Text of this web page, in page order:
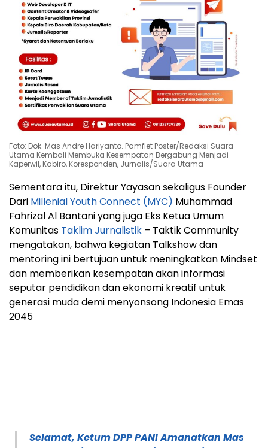
Foto: Dok. Mas Andre Hariyanto. Pamflet Poster/Redaksi Suara
Utama Kembali Membuka Kesempatan Bergabung Menjadi
Kaperwil, Kabiro, Koresponden, Jurnalis/Suara Utama
Sementara itu, Direktur Yayasan sekaligus Founder
Dari Millenial Youth Connect (MYC) Muhammad
Fahrizal Al Bantani yang juga Eks Ketua Umum
Komunitas Taklim Jurnalistik – Taktik Community
mengatakan, bahwa kegiatan Talkshow dan
mentoring ini bertujuan untuk meningkatkan Mindset
dan memberikan kesempatan akan informasi
seputar pendidikan dan ekonomi kreatif untuk
generasi muda demi menyonsong Indonesia Emas
2045
Selamat, Ketum DPP PANI Amanatkan Mas